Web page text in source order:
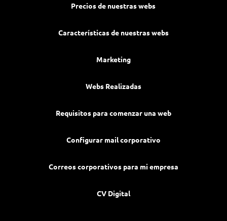
Precios de nuestras webs
Características de nuestras webs
Marketing
Webs Realizadas
Requisitos para comenzar una web
Configurar mail corporativo
Correos corporativos para mi empresa
CV Digital